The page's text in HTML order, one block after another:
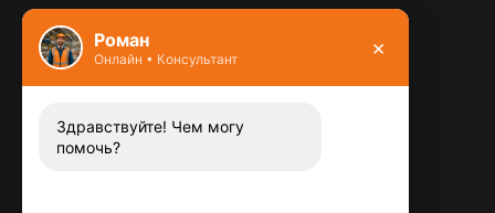
Контакты
Заказать звонок
Роман
Онлайн • Консультант ×
Здравствуйте! Чем могу
помочь?